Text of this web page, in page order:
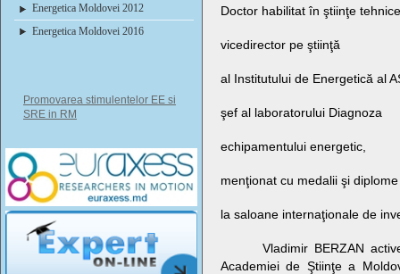
Energetica Moldovei 2012
Energetica Moldovei 2016
Promovarea stimulentelor EE si
SRE in RM
Doctor habilitat în ştiinţe
vicedirector pe ştiinţă
al Institutului de Energetică al
şef al laboratorului Diagnoza
echipamentului energetic,
menţionat cu medalii şi diplome
la saloane internaţionale de
Vladimir BERZAN
Academiei de Ştiinţe a